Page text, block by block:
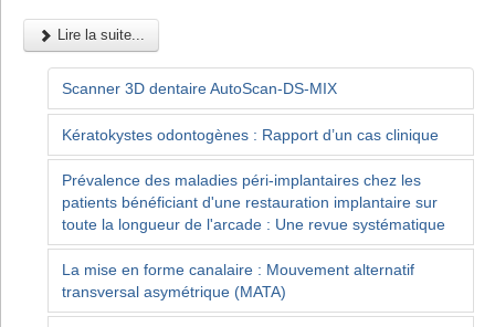
Lire la suite...
Scanner 3D dentaire AutoScan-DS-MIX
Kératokystes odontogènes : Rapport d’un cas clinique
Prévalence des maladies péri-implantaires chez les
patients bénéficiant d'une restauration implantaire sur
toute la longueur de l'arcade : Une revue systématique
La mise en forme canalaire : Mouvement alternatif
transversal asymétrique (MATA)